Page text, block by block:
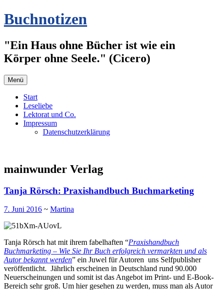
Zum
Inhalt
Buchnotizen
"Ein Haus ohne Bücher ist wie ein
Körper ohne Seele." (Cicero)
Menü
Start
Leseliebe
Lektorat und Co.
Impressum
Datenschutzerklärung
mainwunder Verlag
Tanja Rörsch: Praxishandbuch Buchmarketing
7. Juni 2016 ~ Martina
Tanja Rörsch hat mit ihrem fabelhaften “Praxishandbuch
Buchmarketing – Wie Sie Ihr Buch erfolgreich vermarkten und als
Autor bekannt werden” ein Juwel für Autoren uns Selfpublisher
veröffentlicht. Jährlich erscheinen in Deutschland rund 90.000
Neuerscheinungen und somit ist das Angebot im Print- und E-Book-
Bereich sehr groß. Um hier gesehen zu werden, muss man als Autor